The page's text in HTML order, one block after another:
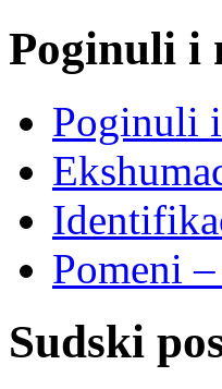
Poginuli i
Poginuli
Pomeni
Sudski